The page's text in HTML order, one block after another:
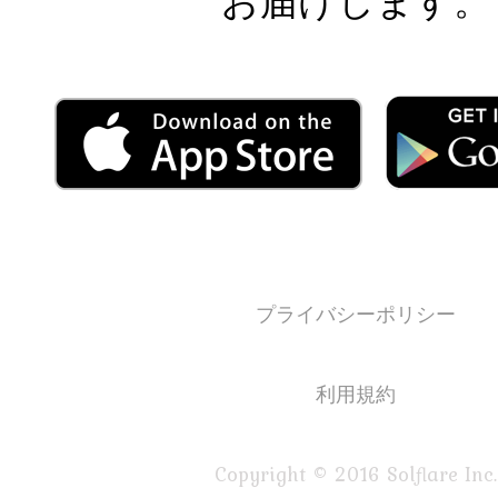
プライバシーポリシー
利用規約
Copyright © 2016 Solflare Inc.